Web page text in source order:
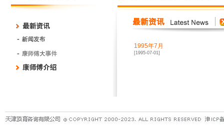
1995年7月
[1995-07-01]